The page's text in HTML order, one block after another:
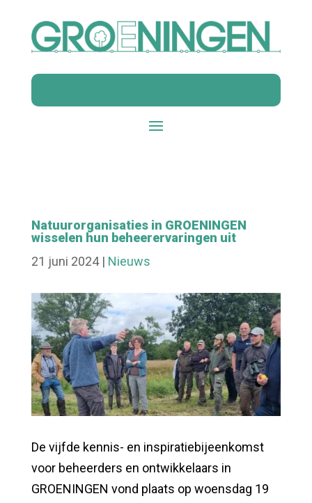
Natuurorganisaties in GROENINGEN
wisselen hun beheerervaringen uit
21 juni 2024| Nieuws
De vijfde kennis- en inspiratiebijeenkomst
voor beheerders en ontwikkelaars in
GROENINGEN vond plaats op woensdag 19